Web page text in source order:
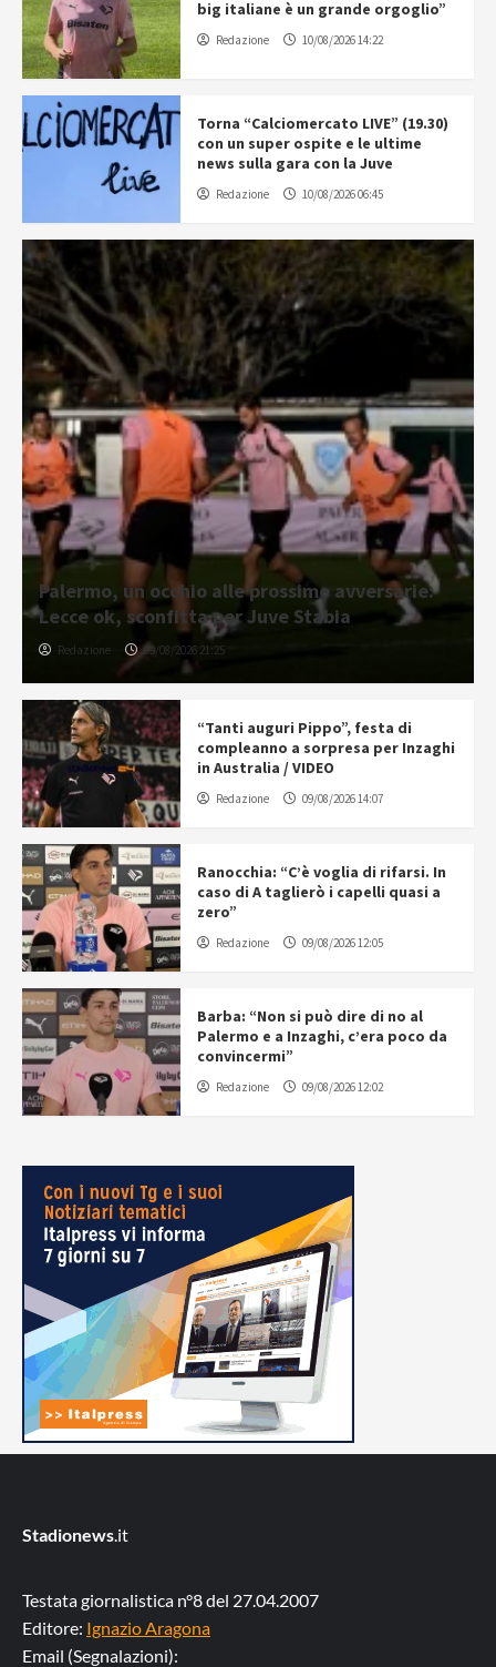
big italiane è un grande orgoglio”
Redazione 10/08/2026 14:22
Torna “Calciomercato LIVE” (19.30)
con un super ospite e le ultime
news sulla gara con la Juve
Redazione 10/08/2026 06:45
Palermo, un occhio alle prossime avversarie:
Lecce ok, sconfitta per Juve Stabia
Redazione 09/08/2026 21:25
“Tanti auguri Pippo”, festa di
compleanno a sorpresa per Inzaghi
in Australia / VIDEO
Redazione 09/08/2026 14:07
Ranocchia: “C’è voglia di rifarsi. In
caso di A taglierò i capelli quasi a
zero”
Redazione 09/08/2026 12:05
Barba: “Non si può dire di no al
Palermo e a Inzaghi, c’era poco da
convincermi”
Redazione 09/08/2026 12:02
Stadionews.it
Testata giornalistica n°8 del 27.04.2007
Editore: Ignazio Aragona
Email (Segnalazioni):